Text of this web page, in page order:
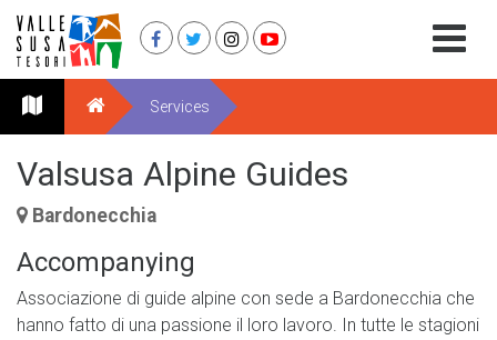
Services
Valsusa Alpine Guides
Bardonecchia
Accompanying
Associazione di guide alpine con sede a Bardonecchia che
hanno fatto di una passione il loro lavoro. In tutte le stagioni